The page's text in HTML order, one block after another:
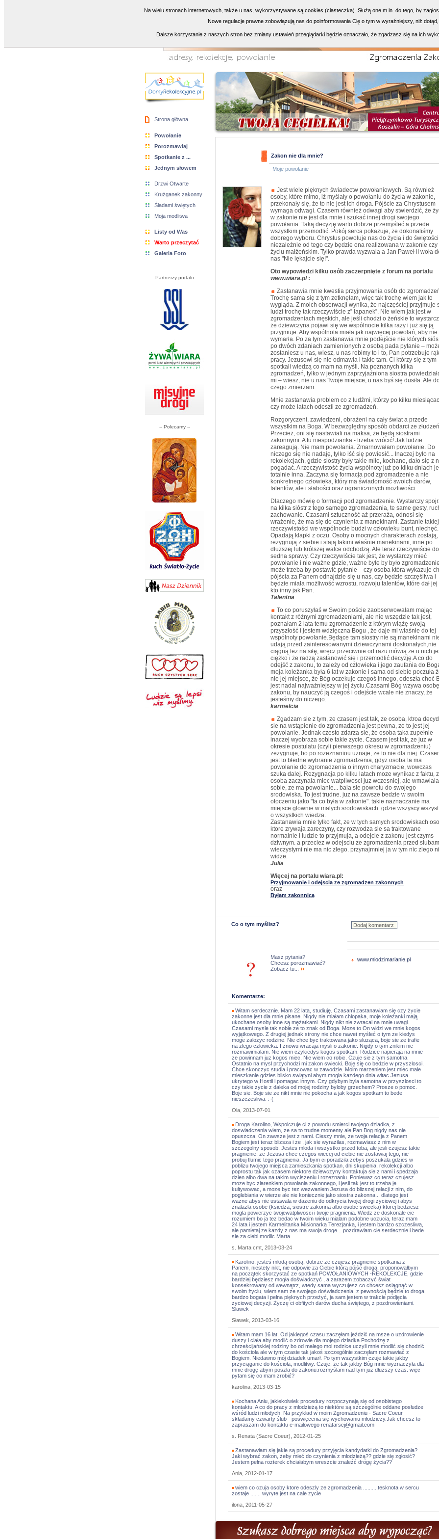
Strona główna
Powołanie
Porozmawiaj
Spotkanie z ...
Jednym słowem
Drzwi Otwarte
Krużganek zakonny
Śladami świętych
Moja modlitwa
Listy od Was
Warto przeczytać
Galeria Foto
-- Partnerzy portalu --
-- Polecamy --
Zakon nie dla mnie?
Moje powołanie
Jest wiele pięknych świadectw powołaniowych. Są również
osoby, które mimo, iż myślały o powołaniu do życia w zakonie,
przekonały się, że to nie jest ich droga. Pójście za Chrystusem
wymaga odwagi. Czasem również odwagi aby stwierdzić, że
w zakonie nie jest dla mnie i szukać innej drogi swojego
powołania. Taką decyzję warto dobrze przemyśleć a przede
wszystkim przemodlić. Pokój serca pokazuje, że dokonaliśmy
dobrego wyboru. Chrystus powołuje nas do życia i do
niezależnie od tego czy będzie ona realizowana w zakonie czy
życiu małżeńskim. Tylko prawda wyzwala a Jan Paweł II woła
nas "Nie lękajcie się!".
Oto wypowiedzi kilku osób zaczerpnięte z forum na portalu
www.wiara.pl:
Zastanawia mnie kwestia przyjmowania osób do
Trochę sama się z tym zetknęłam, więc tak trochę wiem jak to
wygląda. Z moich obserwacji wynika, że najczęściej przyjmuje
ludzi trochę tak rzeczywiście z” łapanek”. Nie wiem jak jest w
zgromadzeniach męskich, ale jeśli chodzi o żeńskie to
że dziewczyna pojawi się we wspólnocie kilka razy i już się ją
przyjmuje. Aby wspólnota miała jak najwięcej powołań, aby nie
wymarła. Po za tym zastanawia mnie podejście nie których
po dwóch zdaniach zamienionych z osobą pada pytanie –
zostaniesz u nas, wiesz, u nas robimy to i to, Pan potrzebuje
pracy. Jezusowi się nie odmawia i takie tam. Ci którzy się z tym
spotkali wiedzą co mam na myśli. Na poznanych kilka
zgromadzeń, tylko w jednym zaprzyjaźniona siostra
mi – wiesz, nie u nas Twoje miejsce, u nas byś się dusiła. Ale
czego zmierzam.
Mnie zastanawia problem co z ludźmi, którzy po kilku
czy może latach odeszli ze zgromadzeń.
Rozgoryczeni, zawiedzeni, obrażeni na cały świat a przede
wszystkim na Boga. W bezwzględny sposób obdarci ze
Przecież, oni się nastawiali na maksa, że będą siostrami
zakonnymi. A tu niespodzianka - trzeba wrócić! Jak ludzie
zareagują. Nie mam powołania. Zmarnowałam powołanie. Do
niczego się nie nadaję, tylko iść się powiesić... Inaczej było na
rekolekcjach, gdzie siostry były takie miłe, kochane, dało się z
pogadać. A rzeczywistość życia wspólnoty już po kilku dniach
totalnie inna. Zaczyna się formacja pod zgromadzenie a nie
konkretnego człowieka, który ma świadomość swoich darów,
talentów, ale i słabości oraz ograniczonych możliwości.
Dlaczego mówię o formacji pod zgromadzenie. Wystarczy
na kilka sióstr z tego samego zgromadzenia, te same gesty,
zachowanie. Czasami sztuczność aż przeraża, odnosi się
wrażenie, że ma się do czynienia z manekinami. Zastanie takiej
rzeczywistości we wspólnocie budzi w człowieku bunt, niechęć.
Opadają klapki z oczu. Osoby o mocnych charakterach zostają,
rezygnują z siebie i stają takimi właśnie manekinami, inne po
dłuższej lub krótszej walce odchodzą. Ale teraz rzeczywiście do
sedna sprawy. Czy rzeczywiście tak jest, że wystarczy mieć
powołanie i nie ważne gdzie, ważne byle by było
może trzeba by postawić pytanie – czy osoba która wykazuje
pójścia za Panem odnajdzie się u nas, czy będzie szczęśliwa i
będzie miała możliwość wzrostu, rozwoju talentów, które dał jej
kto inny jak Pan.
Talentna
To co poruszyłaś w Swoim poście zaobserwowałam mając
kontakt z różnymi zgromadzeniami, ale nie wszędzie tak jest,
poznałam 2 lata temu zgromadzenie z którym wiążę swoją
przyszłość i jestem wdzięczna Bogu , że daje mi właśnie do tej
wspólnoty powołanie.Będące tam siostry nie są manekinami
udają przed zainteresowanymi dziewczynami doskonałych,nie
ciągną też na siłę, wręcz przeciwnie od razu mówią że u nich
ciężko i że radzą zastanowić się i przemodlić decyzję.A co do
odejść z zakonu, to zależy od człowieka i jego zaufania do
moja koleżanka była 6 lat w zakonie i sama od siebie poczuła
nie jej miejsce, że Bóg oczekuje czegoś innego, odeszła choć
jest nadal najważniejszy w jej życiu.Czasami Bóg wzywa
zakonu, by nauczyć ją czegoś i odejście wcale nie znaczy, że
jesteśmy do niczego.
karmelcia
Zgadzam sie z tym, ze czasem jest tak, ze osoba, ktroa
sie na wstąpienie do zgromadzenia jest pewna, ze to jest jej
powolanie. Jednak czesto zdarza sie, że osoba taka zupełnie
inaczej wyobraza sobie takie zycie. Czasem jest tak, ze juz w
okresie postulatu (czyli pierwszego okresu w zgromadzeniu)
zezygnuje, bo po rozeznaniou uznaje, ze to nie dla niej.
jest to błedne wybranie zgromadzenia, gdyz osoba ta ma
powolanie do zgromadzenia o innym charyzmacie, wowczas
szuka dalej. Rezygnacja po kilku latach moze wynikac z faktu,
osoba zaczynala miec watpliwosci juz wczesniej, ale wmawiala
sobie, ze ma powolanie... bala sie powrotu do swojego
srodowiska. To jest trudne. juz na zawsze bedzie w swoim
otoczeniu jako "ta co była w zakonie". takie naznaczanie ma
miejsce glownie w malych srodowiskach. gdzie wszyscy
o wszystkich wiedza.
Zastanawia mnie tylko fakt, ze w tych samych srodowiskach
ktore zrywaja zareczyny, czy rozwodza sie sa traktowane
normalnie i ludzie to przyjmuja, a odejcie z zakonu jest czyms
dziwnym. a przeciez w odejsciu ze zgromadzenia przed
wieczystymi nie ma nic zlego. przynajmniej ja w tym nic zlego
widze.
Julia
Więcej na portalu wiara.pl:
Przyjmowanie i odejscia ze zgromadzen zakonnych
oraz
Byłam zakonnicą
Co o tym myślisz?
Masz pytania?
Chcesz porozmawiać?
Zobacz tu...
www.mlodzimarianie.pl
Komentarze:
Witam serdecznie. Mam 22 lata, studiuję. Czasami zastanawiam się czy życie
zakonne jest dla mnie pisane. Nigdy nie miałam chłopaka, moje koleżanki mają
ukochane osoby inne są mężatkami. Nigdy nikt nie zwracal na mnie uwagi.
Czasami mysle tak sobie ze to znak od Boga. Moze to On widzi we mnie kogos
wyjątkowego. Z drugiej jednak strony nie chce nawet myśleć o tym ze kiedys
moge zalozyc rodzine. Nie chce byc traktowana jako sluząca, boje sie ze trafie
na zlego czlowieka. I znowu wracaja mysli o zakonie. Nigdy o tym znikim nie
rozmawimialam. Nie wiem czykiedys kogos spotkam. Rodzice napieraja na mnie
ze powinnam juz kogos miec. Nie wiem co robic. Czuje sie z tym samotna.
Ostatnio na mysl przychodzi mi zakon swiecki. Boję się co bedzie w przyszlosci.
Chce skonczyc studia i pracowac w zawodzie. Moim marzeniem jest miec male
mieszkanie gdzies blisko swiątyni abym mogla kazdego dnia witac Jezusa
ukrytego w Hostii i pomagac innym. Czy gdybym byla samotna w przyszlosci to
czy takie zycie z daleka od mojej rodziny byloby grzechem? Prosze o pomoc.
Boje sie. Boje sie ze nikt mnie nie pokocha a jak kogos spotkam to bede
nieszczesliwa. :-(
Ola, 2013-07-01
Droga Karolino, Wspolczuje ci z powodu smierci twojego dziadka, z
doswiadczenia wiem, ze sa to trudne momenty ale Pan Bog nigdy nas nie
opuszcza. On zawsze jest z nami. Cieszy mnie, ze twoja relacja z Panem
Bogiem jest teraz blizsza i ze , jak sie wyrazilas, rozmawiasz z nim w
szczegolny sposob. Jestes mloda i wszystko przed toba, ale jesli czujesz takie
pragnienie, ze Jezusa chce czegos wiecej od ciebie nie zostawiaj tego, nie
probuj tlumic tego pragnienia. Ja bym ci poradzila zebys poszukala gdzies w
poblizu twojego miejsca zamieszkania spotkan, dni skupienia, rekolekcji albo
poprostu tak jak czasem niektore dziewczyny kontaktuja sie z nami i spedzaja
dzien albo dwa na takim wyciszeniu i rozeznaniu. Poniewaz co teraz czujesz
moze byc ziarenkiem powolania zakonnego, i jesli tak jest to trzeba je
kultywowac, a moze byc tez wezwaniem Jezusa do blizszej relacji z nim, do
poglebiania w wierze ale nie koniecznie jako siostra zakonna... dlatego jest
wazne abys nie ustawala w dazeniu do odkrycia twojej drogi zyciowej i abys
znalazla osobe (ksiedza, siostre zakonna albo osobe swiecka) ktorej bedziesz
mogla powierzyc twojewatpliwosci i twoje pragnienia. Wiedz ze doskonale cie
rozumiem bo ja tez bedac w twoim wieku mialam podobne uczucia, teraz mam
24 lata i jestem Karmelitanka Misionarka Terezjanka, i jestem bardzo szczesliwa,
ale pamietaj ze kazdy z nas ma swoja droge... pozdrawiam cie serdecznie i bede
sie za ciebi modlic Marta
s. Marta cmt, 2013-03-24
Karolino, jesteś młodą osobą, dobrze że czujesz pragnienie spotkania z
Panem, niestety nikt, nie odpowie za Ciebie którą pójść drogą, proponowałbym
na początek skorzystać ze spotkań POWOŁANIOWYCH -REKOLEKCJE, gdzie
bardziej będziesz mogła doświadczyć , a zarazem zobaczyć świat
konsekrowany od wewnątrz, wtedy sama wyczujesz co chcesz osiągnąć w
swoim życiu, wiem sam ze swojego doświadczenia, z pewnością będzie to droga
bardzo bogata i pełna pięknych przeżyć, ja sam jestem w trakcie podjęcia
życiowej decyzji. Życzę ci obfitych darów ducha świętego, z pozdrowieniami.
Sławek
Sławek, 2013-03-16
Witam mam 16 lat. Od jakiegoś czasu zaczęłam jeździć na msze o uzdrowienie
duszy i ciała aby modlić o zdrowie dla mojego dziadka.Pochodzę z
chrześcijańskiej rodziny bo od małego moi rodzice uczyli mnie modlić się chodzić
do kościoła ale w tym czasie tak jakoś szczególnie zaczęłam rozmawiać z
Bogiem. Niedawno mój dziadek umarł. Po tym wszystkim czuje takie jakby
przyciąganie do kościoła, modlitwy. Czuje, że tak jakby Bóg mnie wyznaczyła dla
mnie drogę abym poszła do zakonu.rozmyślam nad tym już dłuższy czas. więc
pytam się co mam zrobić?
karolina, 2013-03-15
Kochana Aniu, jakiekolwiek procedury rozpoczynają się od osobistego
kontaktu. A co do pracy z młodzieżą to niektóre są szczególnie oddane posłudze
wśród ludzi młodych. Na przykład w moim Zgromadzeniu - Sacre Coeur
składamy czwarty ślub - poświęcenia się wychowaniu młodzieży.Jak chcesz to
zapraszam do kontaktu e-mailowego renatarscj@gmail.com
s. Renata (Sacre Coeur), 2012-01-25
Zastanawiam się jakie są procedury przyjęcia kandydatki do Zgromadzenia?
Jaki wybrać zakon, żeby mieć do czynienia z młodzieżą?? gdzie się zgłosić?
Jestem pełna rozterek chciałabym wreszcie znaleźć drogę życia??
Ania, 2012-01-17
wiem co czuja osoby ktore odeszly ze zgromadzenia ..........tesknota w sercu
zostaje ....... wyryte jest na cale zycie
ilona, 2011-05-27
Na wielu stronach internetowych, także u nas, wykorzystywane są cookies (ciasteczka). Służą one m.in. do tego, by
Nowe regulacje prawne zobowiązują nas do poinformowania Cię o tym w wyraźniejszy, niż dotąd,
Dalsze korzystanie z naszych stron bez zmiany ustawień przeglądarki będzie oznaczało, że zgadzasz się na ich